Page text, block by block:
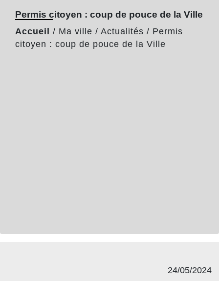
Permis citoyen : coup de pouce de la Ville
Accueil / Ma ville / Actualités / Permis
citoyen : coup de pouce de la Ville
24/05/2024